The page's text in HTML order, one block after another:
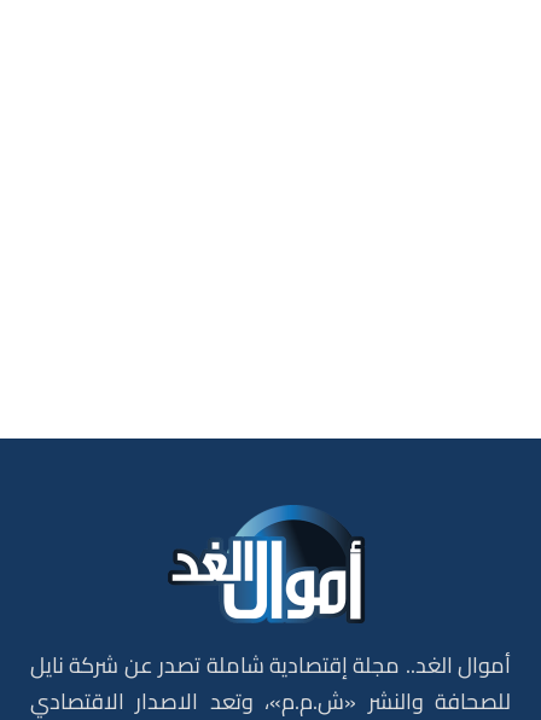
أموال الغد.. مجلة إقتصادية شاملة تصدر عن شركة نايل
للصحافة والنشر «ش.م.م»، وتعد الاصدار الاقتصادي